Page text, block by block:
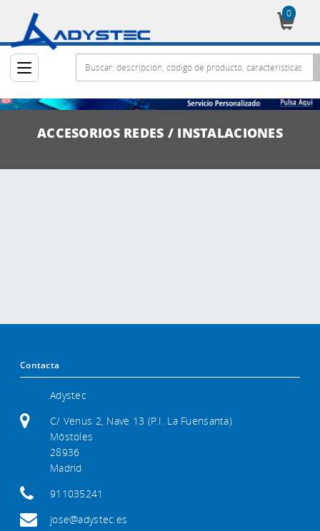
0
ACCESORIOS REDES / INSTALACIONES
Contacta
Adystec
C/ Venus 2, Nave 13 (P.I. La Fuensanta)
Móstoles
28936
Madrid
911035241
jose@adystec.es